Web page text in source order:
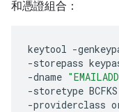
和憑證組合：
keytool -
-storepass
-dname
-storetype BCFKS
-providerclass